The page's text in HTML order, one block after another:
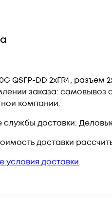
QSFP-DD 2xFR4,
заказа: самовывоз
компании.
доставки:
доставки
условия доставки